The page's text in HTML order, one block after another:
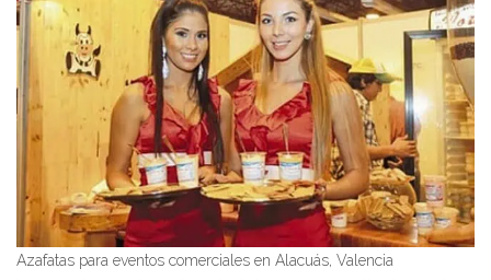
Azafatas para eventos comerciales en Alacuás, Valencia